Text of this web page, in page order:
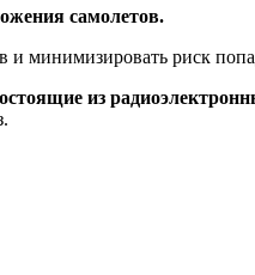
самолетов.
и минимизировать риск
из